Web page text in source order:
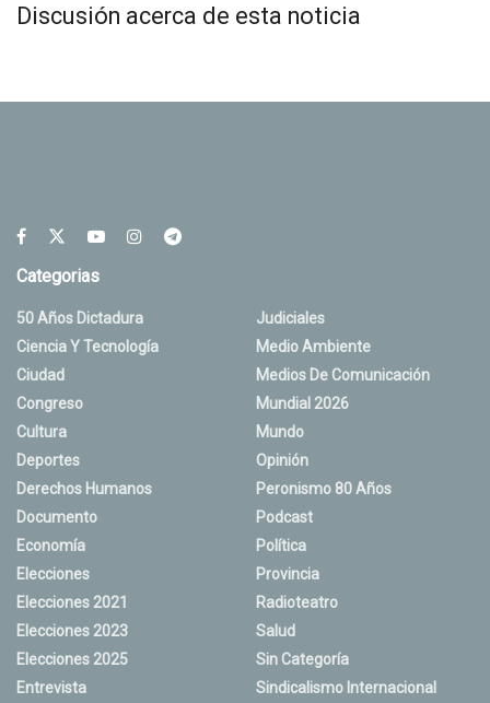
Discusión acerca de esta noticia
Categorias
50 Años Dictadura
Ciencia Y Tecnología
Ciudad
Congreso
Cultura
Deportes
Derechos Humanos
Documento
Economía
Elecciones
Elecciones 2021
Elecciones 2023
Elecciones 2025
Entrevista
Judiciales
Medio Ambiente
Medios De Comunicación
Mundial 2026
Mundo
Opinión
Peronismo 80 Años
Podcast
Política
Provincia
Radioteatro
Salud
Sin Categoría
Sindicalismo Internacional